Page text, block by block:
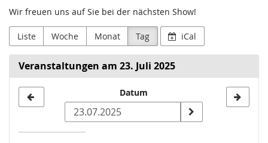
Wir freuen uns auf Sie bei der nächsten Show!
Liste Woche Monat Tag iCal
Veranstaltungen am 23. Juli 2025
zur
Anzeige
Datum